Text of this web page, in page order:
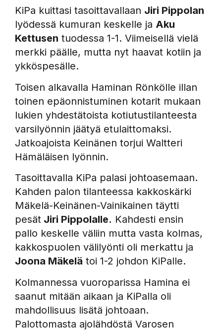
KiPa kuittasi tasoittavallaan Jiri Pippolan
lyödessä kumuran keskelle ja Aku
Kettusen tuodessa 1-1. Viimeisellä vielä
merkki päälle, mutta nyt haavat kotiin ja
ykköspesälle.
Toisen alkavalla Haminan Rönkölle illan
toinen epäonnistuminen kotarit mukaan
lukien yhdestätoista kotiutustilanteesta
varsilyönnin jäätyä etulaittomaksi.
Jatkoajoista Keinänen torjui Waltteri
Hämäläisen lyönnin.
Tasoittavalla KiPa palasi johtoasemaan.
Kahden palon tilanteessa kakkoskärki
Mäkelä-Keinänen-Vainikainen täytti
pesät Jiri Pippolalle. Kahdesti ensin
pallo keskelle väliin mutta vasta kolmas,
kakkospuolen välilyönti oli merkattu ja
Joona Mäkelä toi 1-2 johdon KiPalle.
Kolmannessa vuoroparissa Hamina ei
saanut mitään aikaan ja KiPalla oli
mahdollisuus lisätä johtoaan.
Palottomasta ajolähdöstä Varosen